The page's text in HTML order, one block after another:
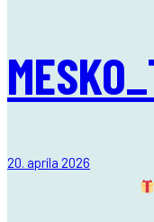
20. apríla 2026